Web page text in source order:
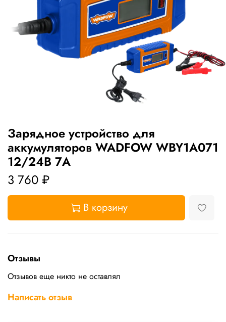
Зарядное устройство для
аккумуляторов WADFOW WBY1A071
12/24В 7А
3 760 ₽
В корзину
Отзывы
Отзывов еще никто не оставлял
Написать отзыв